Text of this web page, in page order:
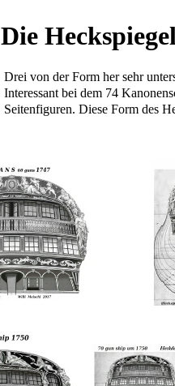
Die
Drei von der Form her sehr
Interessant bei dem 74
Seitenfiguren. Diese Form